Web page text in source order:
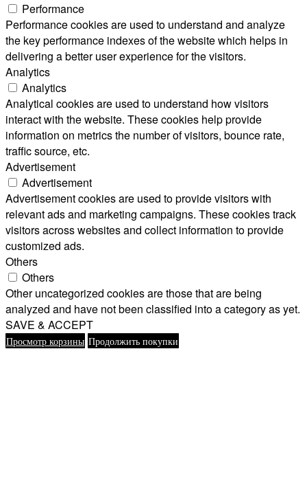
Performance
Performance cookies are used to understand and analyze
the key performance indexes of the website which helps in
delivering a better user experience for the visitors.
Analytics
Analytics
Analytical cookies are used to understand how visitors
interact with the website. These cookies help provide
information on metrics the number of visitors, bounce rate,
traffic source, etc.
Advertisement
Advertisement
Advertisement cookies are used to provide visitors with
relevant ads and marketing campaigns. These cookies track
visitors across websites and collect information to provide
customized ads.
Others
Others
Other uncategorized cookies are those that are being
analyzed and have not been classified into a category as yet.
SAVE & ACCEPT
Просмотр корзины Продолжить покупки